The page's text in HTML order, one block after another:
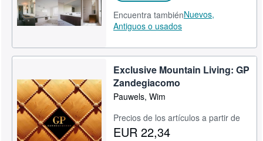
Encuentra tambiénNuevos,
Antiguos o usados
Exclusive Mountain Living: GP
Zandegiacomo
Pauwels, Wim
Precios de los artículos a partir de
EUR 22,34